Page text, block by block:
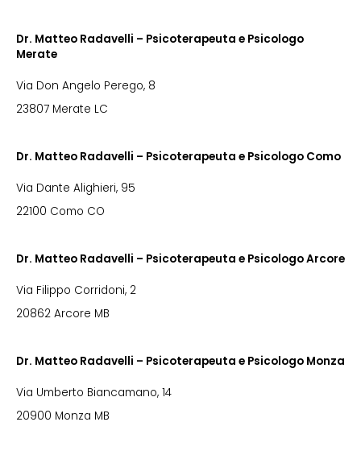
Dr. Matteo Radavelli – Psicoterapeuta e Psicologo
Merate
Via Don Angelo Perego, 8
23807 Merate LC
Dr. Matteo Radavelli – Psicoterapeuta e Psicologo Como
Via Dante Alighieri, 95
22100 Como CO
Dr. Matteo Radavelli – Psicoterapeuta e Psicologo Arcore
Via Filippo Corridoni, 2
20862 Arcore MB
Dr. Matteo Radavelli – Psicoterapeuta e Psicologo Monza
Via Umberto Biancamano, 14
20900 Monza MB